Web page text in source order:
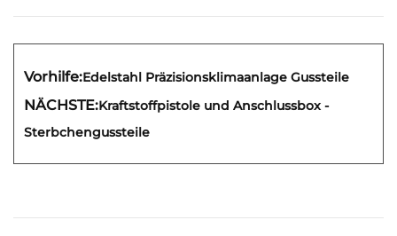
Vorhilfe:Edelstahl Präzisionsklimaanlage Gussteile
NÄCHSTE:Kraftstoffpistole und Anschlussbox -
Sterbchengussteile